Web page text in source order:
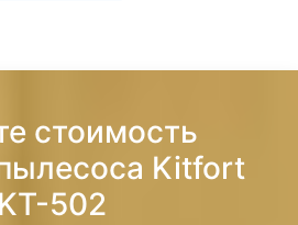
стоимость
Kitfort
KT-502